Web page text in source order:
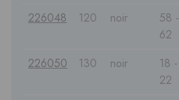
226048 120 noir
58 -
62
226050 130 noir
18 -
22